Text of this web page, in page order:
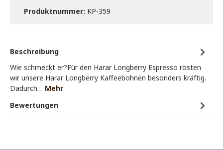
Produktnummer: KP-359
Beschreibung
Wie schmeckt er?Für den Harar Longberry Espresso rösten
wir unsere Harar Longberry Kaffeebohnen besonders kräftig.
Dadurch… Mehr
Bewertungen